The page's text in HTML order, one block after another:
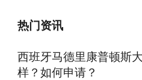
热门资讯
西班牙马德里康普顿斯
样？如何申请？